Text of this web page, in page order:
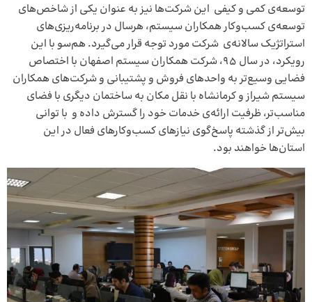
توسعه‌ی کمی و کیفی این شرکت‌ها نیز به عنوان یکی از شاخص‌های
توسعه‌ی کسب‌وکار همکاران سیستم، هرسال در برنامه‌ریزی‌های
استراتژیک سالانه‌ی شرکت مورد توجه قرار می‌گیرد. هم‌سو با این
رویکرد، در سال ۹۵، شرکت همکاران سیستم اصفهان با اختصاص
فضایی وسیع‌تر به واحدهای فروش و پشتیبانی و شرکت‌های همکاران
سیستم شیراز و کرمانشاه با نقل مکان به ساختمان دیگری با فضای
مناسب‌تر، ظرفیت ارائه‌ی خدمات خود را گسترش داده و با توانی
بیش‌تر از گذشته پاسخ‌گوی نیازهای کسب‌وکارهای فعال در این
استان‌ها خواهند بود.